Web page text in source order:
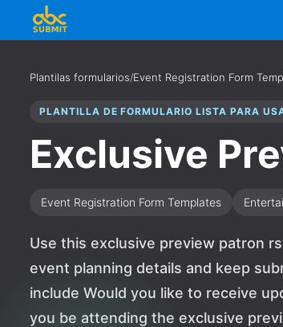
Plantilas formularios/Event Registration Form
PLANTILLA DE FORMULARIO LISTA PARA
Exclusive
Event Registration Form Templates
Use this exclusive preview patron
event planning details and keep
include Would you like to receive
you be attending the exclusive